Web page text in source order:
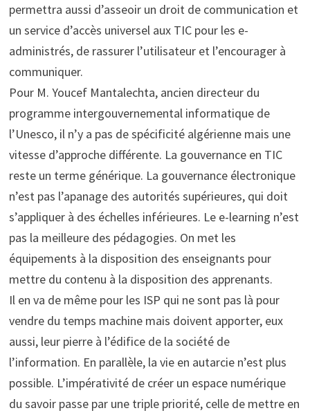
permettra aussi d’asseoir un droit de communication et
un service d’accès universel aux TIC pour les e-
administrés, de rassurer l’utilisateur et l’encourager à
communiquer.
Pour M. Youcef Mantalechta, ancien directeur du
programme intergouvernemental informatique de
l’Unesco, il n’y a pas de spécificité algérienne mais une
vitesse d’approche différente. La gouvernance en TIC
reste un terme générique. La gouvernance électronique
n’est pas l’apanage des autorités supérieures, qui doit
s’appliquer à des échelles inférieures. Le e-learning n’est
pas la meilleure des pédagogies. On met les
équipements à la disposition des enseignants pour
mettre du contenu à la disposition des apprenants.
Il en va de même pour les ISP qui ne sont pas là pour
vendre du temps machine mais doivent apporter, eux
aussi, leur pierre à l’édifice de la société de
l’information. En parallèle, la vie en autarcie n’est plus
possible. L’impérativité de créer un espace numérique
du savoir passe par une triple priorité, celle de mettre en